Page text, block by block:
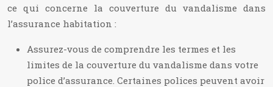
ce qui concerne la couverture du vandalisme dans
l’assurance habitation :
Assurez-vous de comprendre les termes et les
limites de la couverture du vandalisme dans votre
police d’assurance. Certaines polices peuvent avoir